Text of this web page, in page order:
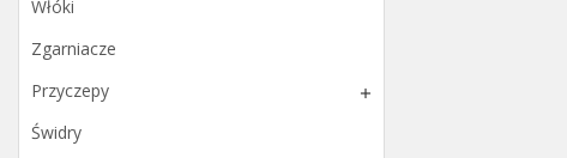
Włóki
Zgarniacze
Przyczepy

Świdry